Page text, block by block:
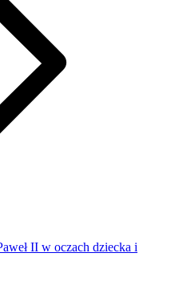
II w oczach dziecka i